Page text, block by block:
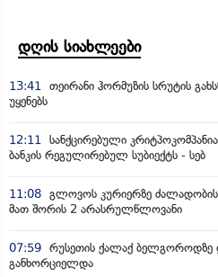
დღის სიახლეები
13:41
თეირანი ჰორმუზის სრუტის
უყენებს
12:11
სანქცირებული
ბანკის რეგულირებულ სუბიექტს - სებ
11:08 გლოვოს კურიერზე ძალადობის
მათ შორის 2 არასრულწლოვანი
07:59 რუსეთის ქალაქ ბელგოროდზე
განხორციელდა